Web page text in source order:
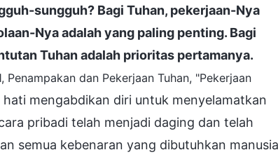
sungguh? Bagi Tuhan, pekerjaan-Nya
Nya adalah yang paling penting. Bagi
Tuhan adalah prioritas pertamanya.
Penampakan dan Pekerjaan Tuhan, "Pekerjaan
mengabdikan diri untuk menyelamatkan
pribadi telah menjadi daging dan telah
semua kebenaran yang dibutuhkan